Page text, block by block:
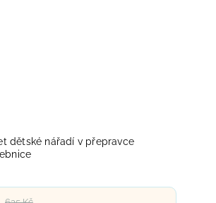
dětské nářadí v přepravce